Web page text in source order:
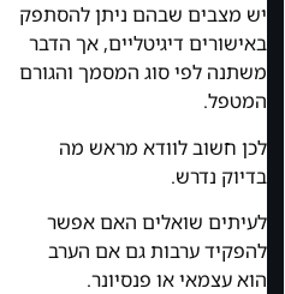
יש מצבים שבהם ניתן להסתפק
באישורים דיגיטליים, אך הדבר
משתנה לפי סוג המסמך והגורם
המטפל.
לכן חשוב לוודא מראש מה
בדיוק נדרש.
לעיתים שואלים האם אפשר
להפקיד ערבות גם אם הערב
הוא עצמאי או פנסיונר.